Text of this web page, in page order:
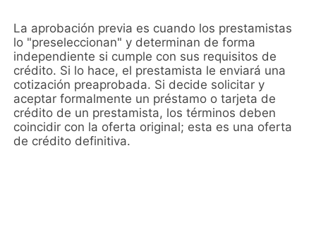
La aprobación previa es cuando los prestamistas
lo "preseleccionan" y determinan de forma
independiente si cumple con sus requisitos de
crédito. Si lo hace, el prestamista le enviará una
cotización preaprobada. Si decide solicitar y
aceptar formalmente un préstamo o tarjeta de
crédito de un prestamista, los términos deben
coincidir con la oferta original; esta es una oferta
de crédito definitiva.